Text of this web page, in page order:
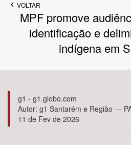
Bioma / Bacia
Tema
Subtema
VOLTAR
MPF promove
identificação e
indígena em
g1 - g1.globo.com
Autor: g1 Santarém e Região —
11 de Fev de 2026